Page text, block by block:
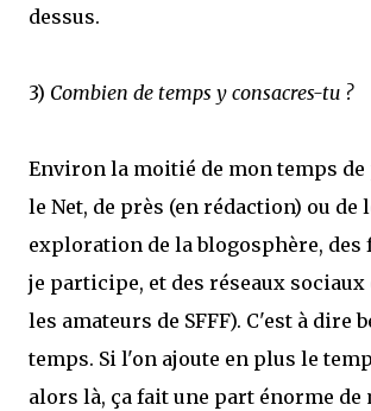
dessus.
3) Combien de temps y consacres-tu ?
Environ la moitié de mon temps de
le Net, de près (en rédaction) ou de
exploration de la blogosphère, des
je participe, et des réseaux
les amateurs de SFFF). C'est à dire
temps. Si l'on ajoute en plus le
alors là, ça fait une part énorme de